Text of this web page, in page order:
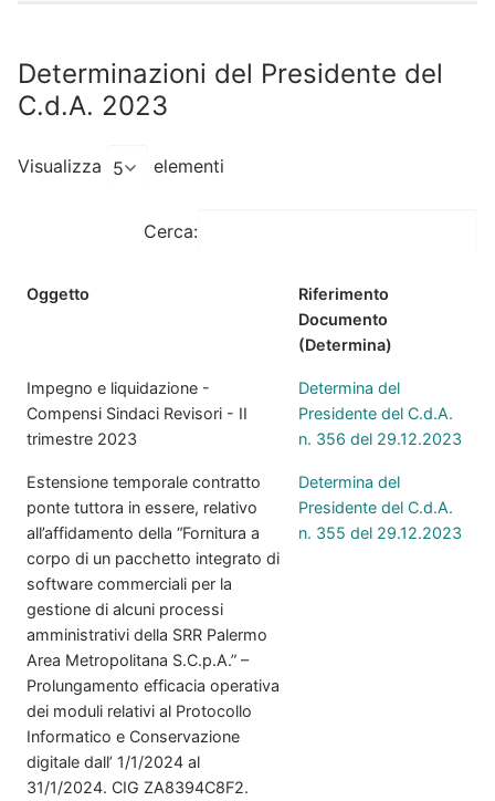
Determinazioni del Presidente del
C.d.A. 2023
Visualizza elementi
Cerca:
Oggetto
Riferimento
Documento
(Determina)
Impegno e liquidazione -
Compensi Sindaci Revisori - II
trimestre 2023
Determina del
Presidente del C.d.A.
n. 356 del 29.12.2023
Estensione temporale contratto
ponte tuttora in essere, relativo
all’affidamento della “Fornitura a
corpo di un pacchetto integrato di
software commerciali per la
gestione di alcuni processi
amministrativi della SRR Palermo
Area Metropolitana S.C.p.A.” –
Prolungamento efficacia operativa
dei moduli relativi al Protocollo
Informatico e Conservazione
digitale dall’ 1/1/2024 al
31/1/2024. CIG ZA8394C8F2.
Determina del
Presidente del C.d.A.
n. 355 del 29.12.2023